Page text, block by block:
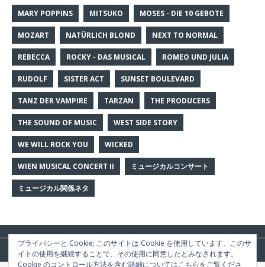
MARY POPPINS MITSUKO MOSES - DIE 10 GEBOTE
MOZART NATÜRLICH BLOND NEXT TO NORMAL
REBECCA ROCKY - DAS MUSICAL ROMEO UND JULIA
RUDOLF SISTER ACT SUNSET BOULEVARD
TANZ DER VAMPIRE TARZAN THE PRODUCERS
THE SOUND OF MUSIC WEST SIDE STORY
WE WILL ROCK YOU WICKED
WIEN MUSICAL CONCERT II ミュージカルコンサート
ミュージカル関係ネタ
Copyright © 2026 | WordPress Theme byMH Themes
プライバシーと Cookie: このサイトは Cookie を使用しています。このサ
イトの使用を継続することで、その使用に同意したとみなされます。
Cookie のコントロール方法を含む詳細についてはこちらをご覧くださ